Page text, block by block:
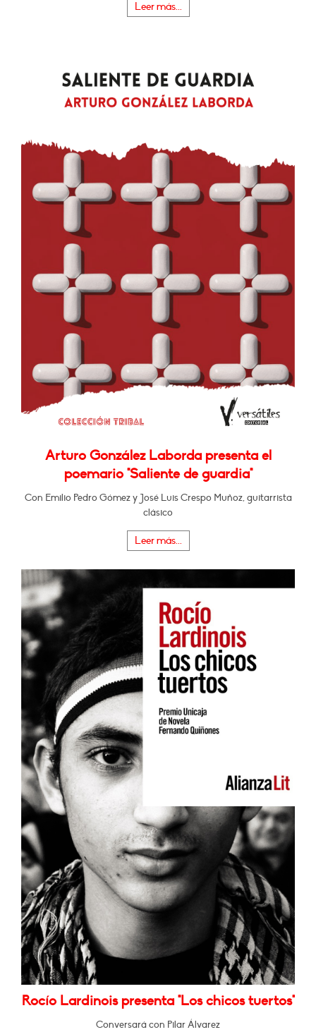
Leer más...
Arturo González Laborda presenta el
poemario "Saliente de guardia"
Con Emilio Pedro Gómez y José Luis Crespo Muñoz, guitarrista
clásico
Leer más...
Rocío Lardinois presenta "Los chicos tuertos"
Conversará con Pilar Álvarez